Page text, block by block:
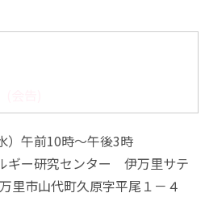
）午前10時～午後3時
ギー研究センター 伊万里サテ
市山代町久原字平尾１－４